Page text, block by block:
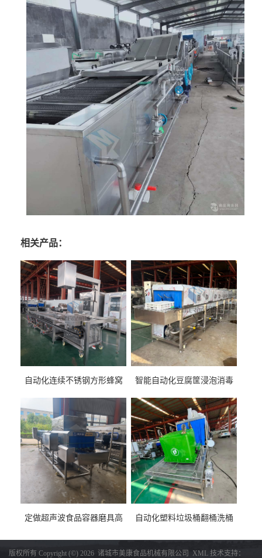
相关产品：
自动化连续不锈钢方形蜂窝
蒸煮设备
智能自动化豆腐筐浸泡消毒
刷洗设备
定做超声波食品容器磨具高
自动化塑料垃圾桶翻桶洗桶
机厂家生产
版权所有 Copyright (©) 2026 诸城市美康食品机械有限公司 XML 技术支持：